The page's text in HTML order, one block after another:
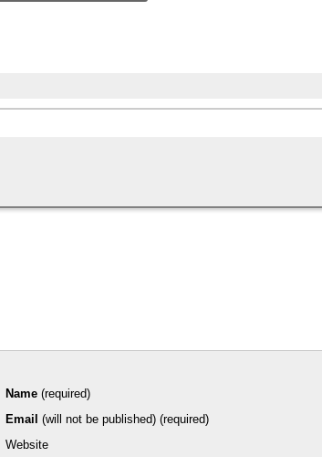
Name (required)
Email (will not be published) (required)
Website